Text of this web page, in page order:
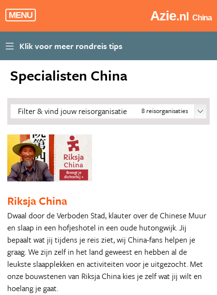
MENU Azie.nl China
Specialisten China
8 reisorganisaties
Filter & vind jouw reisorganisatie
Riksja China
Dwaal door de Verboden Stad, klauter over de Chinese Muur
en slaap in een hofjeshotel in een oude hutongwijk. Jij
bepaalt wat jij tijdens je reis ziet, wij China-fans helpen je
graag. We zijn zelf in het land geweest en hebben al de
leukste slaapplekken en activiteiten voor je uitgezocht. Met
onze bouwstenen van Riksja China kies je zelf wat jij wilt en
hoelang je gaat.